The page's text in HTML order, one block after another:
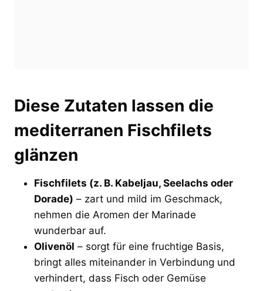
Diese Zutaten lassen die
mediterranen Fischfilets
glänzen
Fischfilets (z. B. Kabeljau, Seelachs oder
Dorade) – zart und mild im Geschmack,
nehmen die Aromen der Marinade
wunderbar auf.
Olivenöl – sorgt für eine fruchtige Basis,
bringt alles miteinander in Verbindung und
verhindert, dass Fisch oder Gemüse